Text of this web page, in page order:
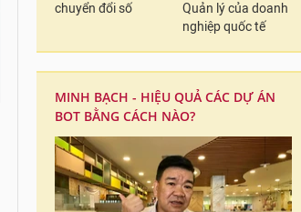
chuyển đổi số
Quản lý của doanh
nghiệp quốc tế
MINH BẠCH - HIỆU QUẢ CÁC DỰ ÁN
BOT BẰNG CÁCH NÀO?